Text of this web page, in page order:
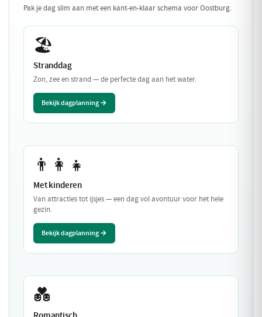
Pak je dag slim aan met een kant-en-klaar schema voor Oostburg.
🏖️
Stranddag
Zon, zee en strand — de perfecte dag aan het water.
Bekijk dagplanning →
👨‍👩‍👧
Met kinderen
Van attracties tot ijsjes — een dag vol avontuur voor het hele
gezin.
Bekijk dagplanning →
💑